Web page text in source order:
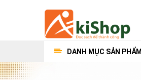
DANH MỤC SẢN PHẨM